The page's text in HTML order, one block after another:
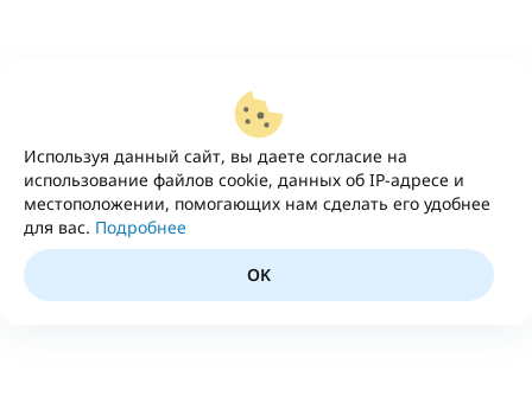
Используя данный сайт, вы даете согласие на
использование файлов cookie, данных об IP-адресе и
местоположении, помогающих нам сделать его удобнее
для вас. Подробнее
OK